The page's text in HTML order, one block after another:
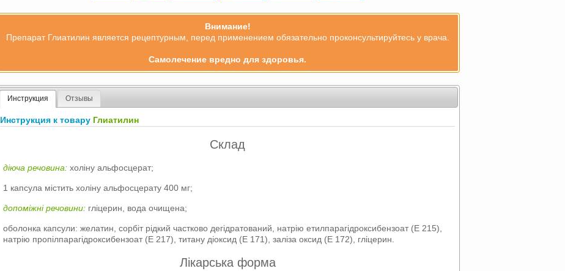
Внимание!
Препарат Глиатилин является рецептурным, перед применением обязательно проконсультируйтесь у врача.
Самолечение вредно для здоровья.
Инструкция Отзывы
Инструкция к товару Глиатилин
Склад
діюча речовина: холіну альфосцерат;
1 капсула містить холіну альфосцерату 400 мг;
допоміжні речовини: гліцерин, вода очищена;
оболонка капсули: желатин, сорбіт рідкий частково дегідратований, натрію етилпарагідроксибензоат (Е 215),
натрію пропілпарагідроксибензоат (Е 217), титану діоксид (Е 171), заліза оксид (Е 172), гліцерин.
Лікарська форма